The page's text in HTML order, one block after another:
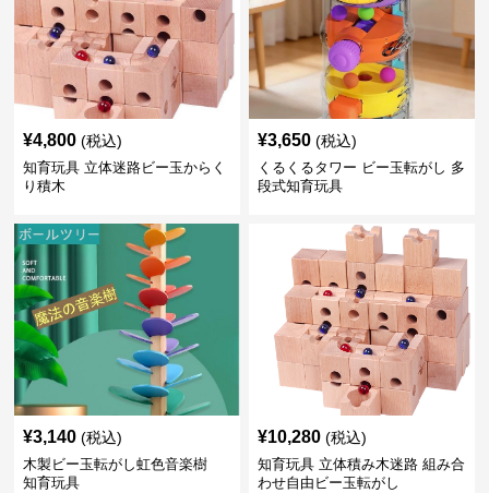
¥4,800 (税込)
知育玩具 立体迷路ビー玉からく
り積木
¥3,650 (税込)
くるくるタワー ビー玉転がし 多
段式知育玩具
¥3,140 (税込)
木製ビー玉転がし虹色音楽樹
知育玩具
¥10,280 (税込)
知育玩具 立体積み木迷路 組み合
わせ自由ビー玉転がし